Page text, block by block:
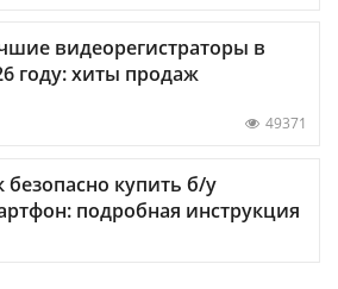
видеорегистраторы в
году: хиты продаж
49371
безопасно купить б/у
подробная инструкция